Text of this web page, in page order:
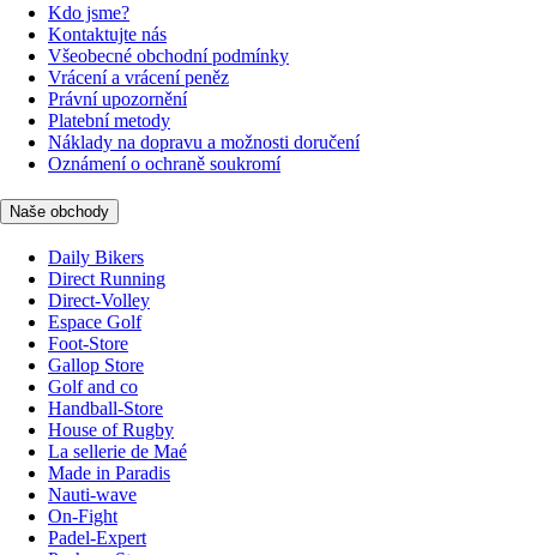
Kdo jsme?
Kontaktujte nás
Všeobecné obchodní podmínky
Vrácení a vrácení peněz
Právní upozornění
Platební metody
Náklady na dopravu a možnosti doručení
Oznámení o ochraně soukromí
Naše obchody
Daily Bikers
Direct Running
Direct-Volley
Espace Golf
Foot-Store
Gallop Store
Golf and co
Handball-Store
House of Rugby
La sellerie de Maé
Made in Paradis
Nauti-wave
On-Fight
Padel-Expert